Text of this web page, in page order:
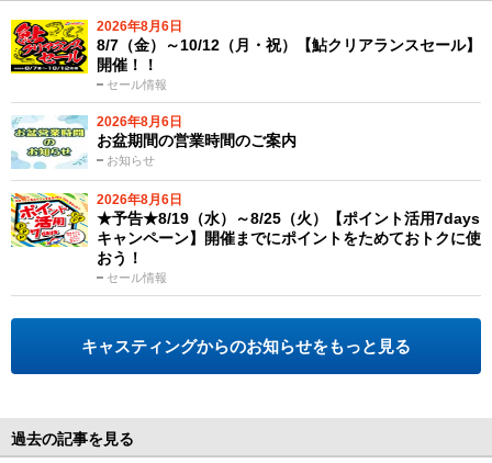
2026年8月6日
セール情報
8/7（金）～10/12（月・祝）【鮎クリアランスセール】
開催！！
2026年8月6日
お知らせ
お盆期間の営業時間のご案内
2026年8月6日
セール情報
★予告★8/19（水）～8/25（火）【ポイント活用7days
キャンペーン】開催までにポイントをためておトクに使
おう！
キャスティングからのお知らせをもっと見る
過去の記事を見る